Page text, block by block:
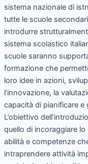
sistema nazionale di
tutte le scuole
introdurre
sistema scolastico
scuole saranno
formazione che
loro idee in azioni,
l’innovazione, la
capacità di pianificare
L’obiettivo
quello di incoraggiare
abilità e competenze
intraprendere attività